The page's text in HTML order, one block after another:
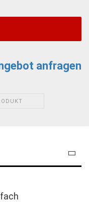
anfragen